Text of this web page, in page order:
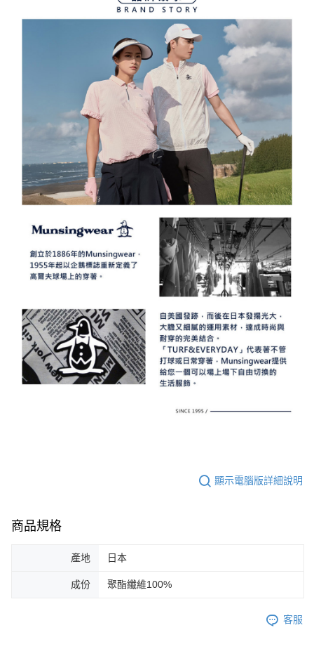
顯示電腦版詳細說明
商品規格
產地 日本
成份 聚酯纖維100%
客服